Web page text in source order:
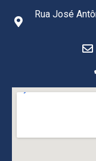
Rua José